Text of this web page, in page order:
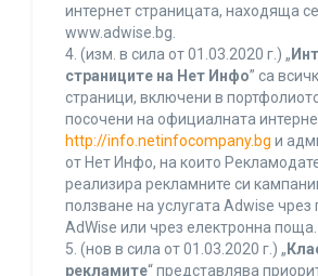
интернет страницата, находяща
www.adwise.bg.
4. (изм. в сила от 01.03.2020 г.) „
страниците на Нет Инфо” са
страници, включени в
посочени на официалната
http://info.netinfocompany.bg и
от Нет Инфо, на които
реализира рекламните си
ползване на услугата Adwise
AdWise или чрез електронна поща.
5. (нов в сила от 01.03.2020 г.) „
рекламите“ представлява